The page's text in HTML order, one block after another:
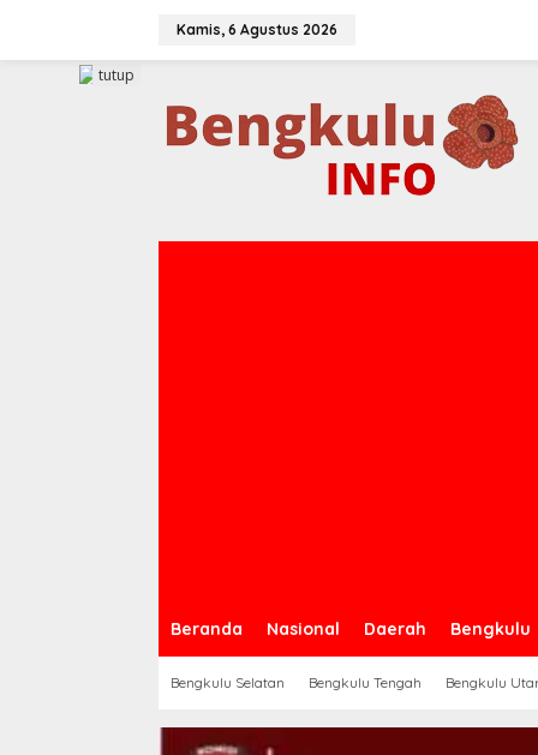
Kamis, 6 Agustus 2026
Beranda Nasional Daerah Bengkulu
Bengkulu Selatan Bengkulu Tengah Bengkulu
tutup